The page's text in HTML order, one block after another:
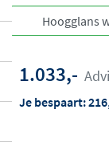
1.033,-
Je bespaart: